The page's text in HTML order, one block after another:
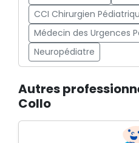
CCI Chirurgien
Médecin des Urgences
Neuropédiatre
Autres
Collo